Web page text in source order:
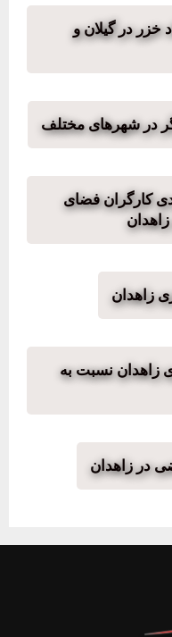
خزر در گیلان و
کارگران فضای
زاهدان
زاهدان نسبت به
در زاهدان